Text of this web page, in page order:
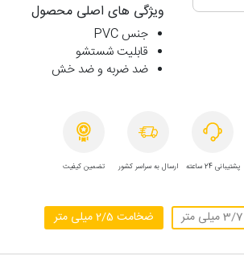
ویژگی های اصلی محصول
جنس PVC
قابلیت شستشو
ضد ضربه و ضد خش
پشتیبانی 24 ساعته ارسال به سراسر کشور تضمین کیفیت
ضخامت 2/5 میلی متر